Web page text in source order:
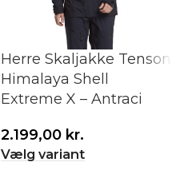
Herre Skaljakke Tenson
Himalaya Shell
Extreme X – Antraci
2.199,00 kr.
Vælg variant